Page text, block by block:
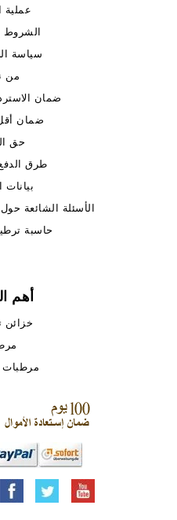
عملية
الشروط
سياسة
من
ضمان الاسترداد
ضمان أقل
حق
طرق
بيانات
الأسئلة الشائعة
حاسبة
أهم
خزائن
مرطبات